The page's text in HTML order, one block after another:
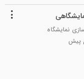
نمایشگاه